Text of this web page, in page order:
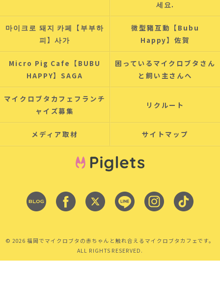
세요.
마이크로 돼지 카페【부부하
피】사가
微型豬互動【Bubu
Happy】佐賀
Micro Pig Cafe【BUBU
HAPPY】SAGA
困っているマイクロブタさん
と飼い主さんへ
マイクロブタカフェフランチ
ャイズ募集
リクルート
メディア取材 サイトマップ
© 2026 福岡でマイクロブタの赤ちゃんと触れ合えるマイクロブタカフェです。
ALL RIGHTS RESERVED.